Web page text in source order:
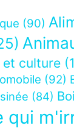
(90)
culture
(92)
(84)
qui